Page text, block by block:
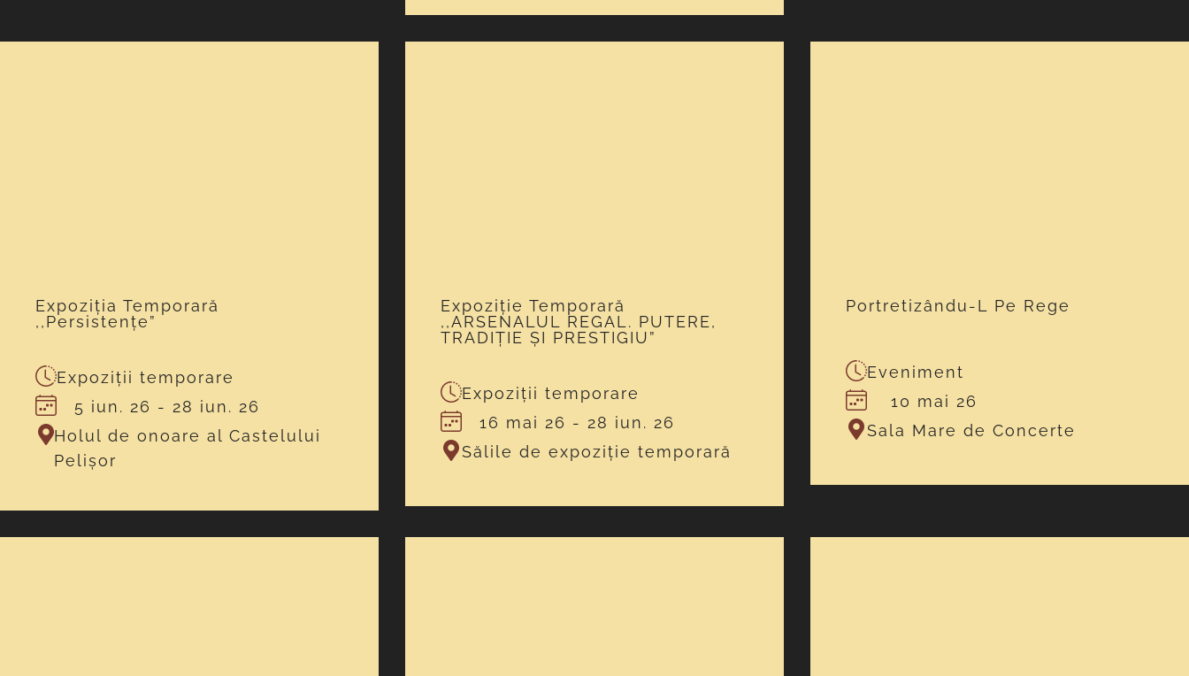
Expoziția Temporară
,,Persistențe”
Expoziții temporare
5 iun. 26 - 28 iun. 26
Holul de onoare al Castelului
Pelișor
Expoziție Temporară
,,ARSENALUL REGAL. PUTERE,
TRADIȚIE ȘI PRESTIGIU”
Expoziții temporare
16 mai 26 - 28 iun. 26
Sălile de expoziție temporară
Portretizându-L Pe Rege
Eveniment
10 mai 26
Sala Mare de Concerte